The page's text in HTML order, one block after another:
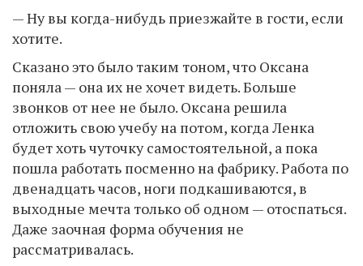
— Ну вы когда-нибудь приезжайте в гости, если
хотите.
Сказано это было таким тоном, что Оксана
поняла — она их не хочет видеть. Больше
звонков от нее не было. Оксана решила
отложить свою учебу на потом, когда Ленка
будет хоть чуточку самостоятельной, а пока
пошла работать посменно на фабрику. Работа по
двенадцать часов, ноги подкашиваются, в
выходные мечта только об одном — отоспаться.
Даже заочная форма обучения не
рассматривалась.